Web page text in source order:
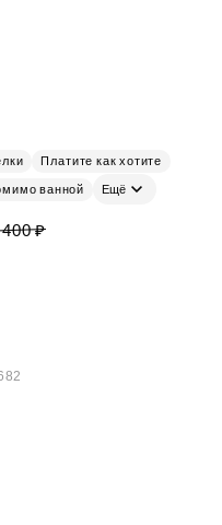
Платите как хотите
ванной Ещё
₽